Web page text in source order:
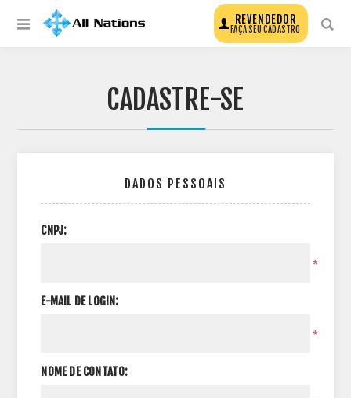
REVENDEDOR
FAÇA SEU CADASTRO
CADASTRE-SE
DADOS PESSOAIS
CNPJ:
*
E-MAIL DE LOGIN:
*
NOME DE CONTATO: